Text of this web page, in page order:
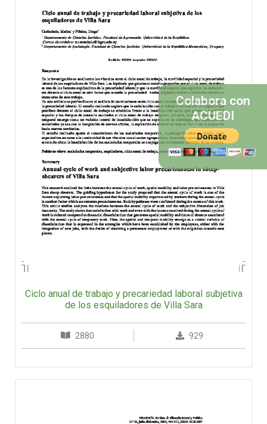
Ciclo anual de trabajo y precariedad laboral subjetiva
de los esquiladores de Villa Sara
2880 929
Colabora con
ACUEDI